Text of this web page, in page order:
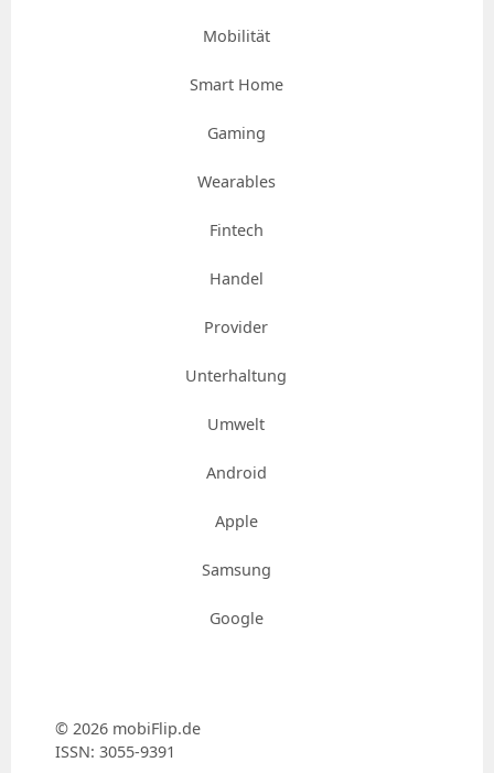
Mobilität
Smart Home
Gaming
Wearables
Fintech
Handel
Provider
Unterhaltung
Umwelt
Android
Apple
Samsung
Google
© 2026 mobiFlip.de
ISSN: 3055-9391